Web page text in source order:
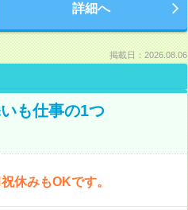
詳細へ
掲載日：2026.08.06
も仕事の1つ
休みもOKです。